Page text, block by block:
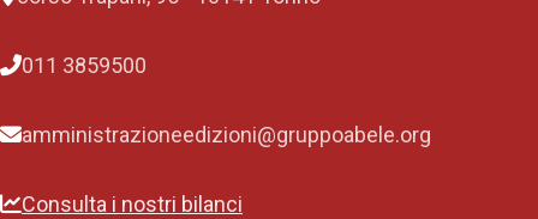
011 3859500
amministrazioneedizioni@gruppoabele.org
Consulta i nostri bilanci